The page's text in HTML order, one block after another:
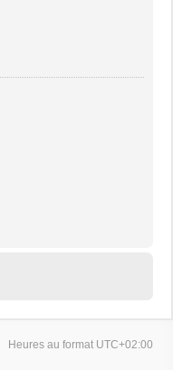
Heures au format UTC+02:00